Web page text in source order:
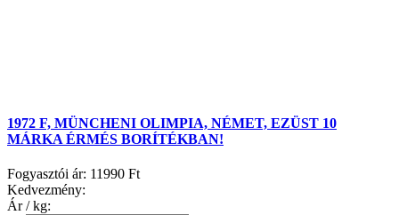
1972 F, MÜNCHENI OLIMPIA, NÉMET, EZÜST 10
MÁRKA ÉRMÉS BORÍTÉKBAN!
Fogyasztói ár: 11990 Ft
Kedvezmény:
Ár / kg: